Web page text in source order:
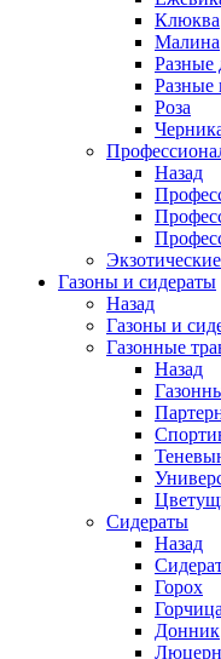
Клюква
Малина
Разные
Разные
Роза
Назад
Газоны и сидераты
Назад
Газоны и
Газонные
Назад
Сидераты
Назад
Горох
Донник